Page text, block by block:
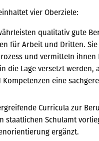
vier Oberziele:
qualitativ gute
für Arbeit und Dritten.
und vermitteln ihnen
die Lage versetzt werden,
eine
Curricula zur
Schulamt
ergänzt.